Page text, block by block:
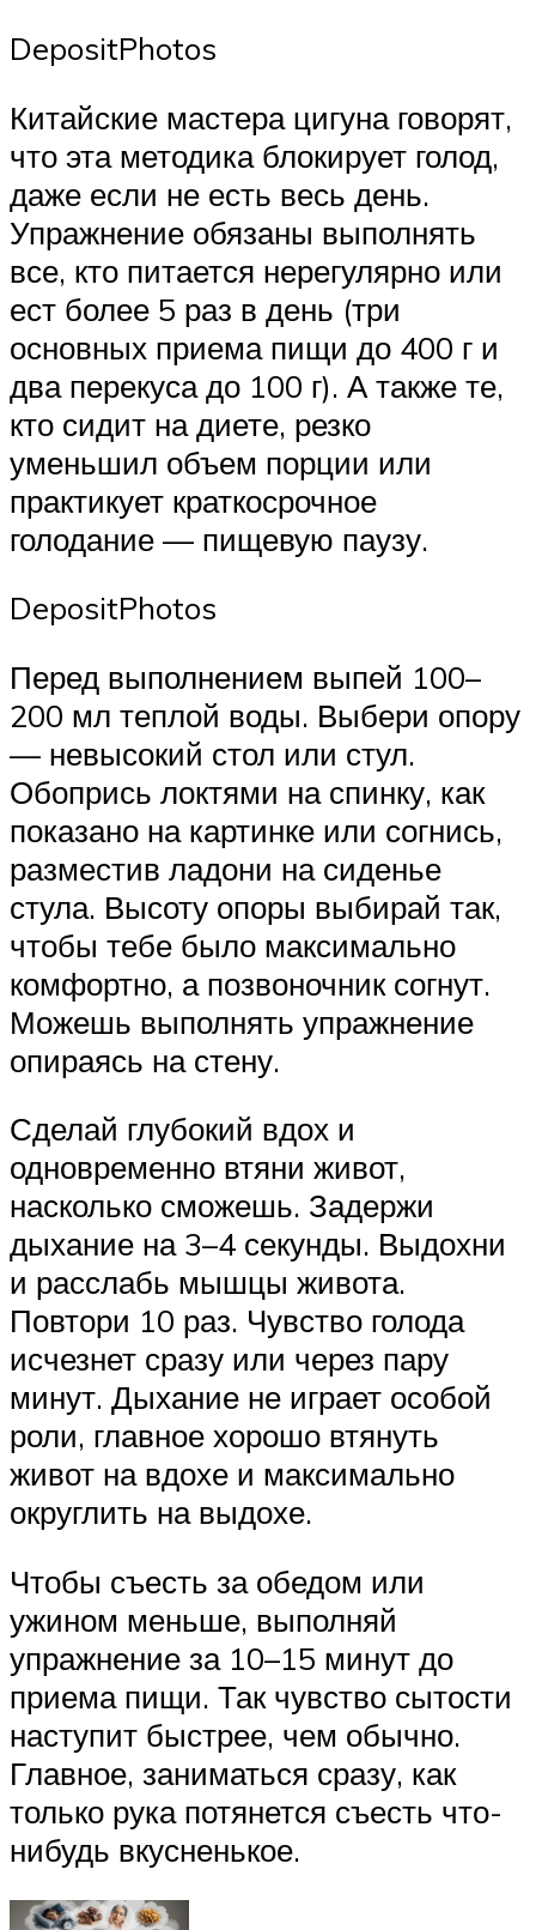
DepositPhotos
Китайские мастера цигуна говорят,
что эта методика блокирует голод,
даже если не есть весь день.
Упражнение обязаны выполнять
все, кто питается нерегулярно или
ест более 5 раз в день (три
основных приема пищи до 400 г и
два перекуса до 100 г). А также те,
кто сидит на диете, резко
уменьшил объем порции или
практикует краткосрочное
голодание — пищевую паузу.
DepositPhotos
Перед выполнением выпей 100–
200 мл теплой воды. Выбери опору
— невысокий стол или стул.
Обопрись локтями на спинку, как
показано на картинке или согнись,
разместив ладони на сиденье
стула. Высоту опоры выбирай так,
чтобы тебе было максимально
комфортно, а позвоночник согнут.
Можешь выполнять упражнение
опираясь на стену.
Сделай глубокий вдох и
одновременно втяни живот,
насколько сможешь. Задержи
дыхание на 3–4 секунды. Выдохни
и расслабь мышцы живота.
Повтори 10 раз. Чувство голода
исчезнет сразу или через пару
минут. Дыхание не играет особой
роли, главное хорошо втянуть
живот на вдохе и максимально
округлить на выдохе.
Чтобы съесть за обедом или
ужином меньше, выполняй
упражнение за 10–15 минут до
приема пищи. Так чувство сытости
наступит быстрее, чем обычно.
Главное, заниматься сразу, как
только рука потянется съесть что-
нибудь вкусненькое.